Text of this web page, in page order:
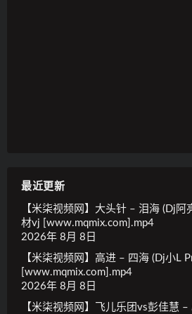
最近更新
【米柒视频网】大头针 – 泪海 (Dj阿
材vj [www.mqmix.com].mp4
2026年 8月 8日
【米柒视频网】高进 – 四海 (Dj小L
[www.mqmix.com].mp4
2026年 8月 8日
【米柒视频网】飞儿乐团vs彭佳慧